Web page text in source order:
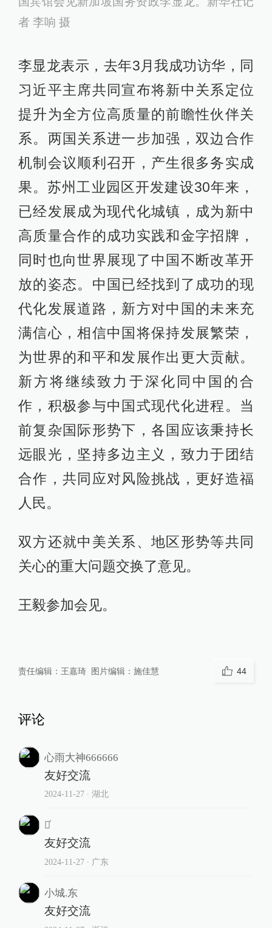
者 李响 摄
李显龙表示，去年3月我成功访华，同
习近平主席共同宣布将新中关系定位
提升为全方位高质量的前瞻性伙伴关
系。两国关系进一步加强，双边合作
机制会议顺利召开，产生很多务实成
果。苏州工业园区开发建设30年来，
已经发展成为现代化城镇，成为新中
高质量合作的成功实践和金字招牌，
同时也向世界展现了中国不断改革开
放的姿态。中国已经找到了成功的现
代化发展道路，新方对中国的未来充
满信心，相信中国将保持发展繁荣，
为世界的和平和发展作出更大贡献。
新方将继续致力于深化同中国的合
作，积极参与中国式现代化进程。当
前复杂国际形势下，各国应该秉持长
远眼光，坚持多边主义，致力于团结
合作，共同应对风险挑战，更好造福
人民。
双方还就中美关系、地区形势等共同
关心的重大问题交换了意见。
王毅参加会见。
责任编辑： 王嘉琦 图片编辑： 施佳慧 44
评论
心雨大神666666
友好交流
2024-11-27∙ 湖北
榮ͬ
友好交流
2024-11-27∙ 广东
小城.东
友好交流